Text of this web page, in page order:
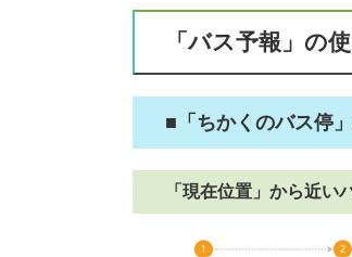
「バス予報」の
■「ちかくのバス停
「現在位置」から近い